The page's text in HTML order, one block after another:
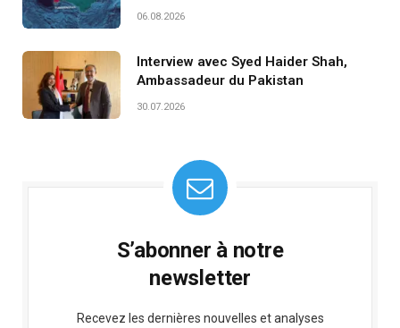
06.08.2026
Interview avec Syed Haider Shah,
Ambassadeur du Pakistan
30.07.2026
S’abonner à notre
newsletter
Recevez les dernières nouvelles et analyses